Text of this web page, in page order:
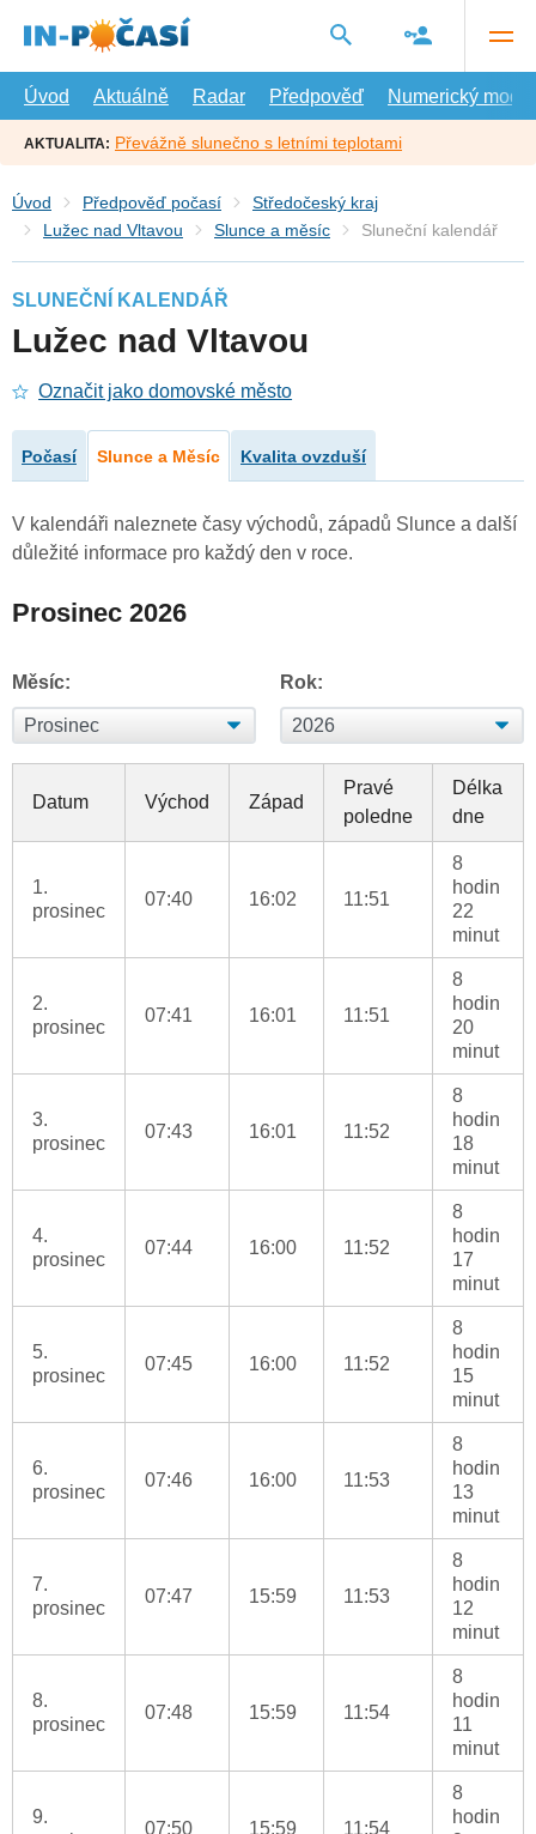
hlavní
Úvod
Aktuálně Radar Předpověď Numerický model
AKTUALITA: Převážně slunečno s letními teplotami
Úvod Předpověď počasí
Středočeský kraj
Lužec nad Vltavou
Slunce a měsíc Sluneční kalendář
SLUNEČNÍ KALENDÁŘ
Lužec nad Vltavou
Označit jako domovské město
Počasí Slunce a Měsíc Kvalita ovzduší
V kalendáři naleznete časy východů, západů Slunce a další
důležité informace pro každý den v roce.
Prosinec 2026
Měsíc: Rok:
Datum Východ Západ
Pravé
poledne
Délka
dne
1.
prosinec
07:40 16:02 11:51
8
hodin
22
minut
2.
prosinec
07:41 16:01 11:51
8
hodin
20
minut
3.
prosinec
07:43 16:01 11:52
8
hodin
18
minut
4.
prosinec
07:44 16:00 11:52
8
hodin
17
minut
5.
prosinec
07:45 16:00 11:52
8
hodin
15
minut
6.
prosinec
07:46 16:00 11:53
8
hodin
13
minut
7.
prosinec
07:47 15:59 11:53
8
hodin
12
minut
8.
prosinec
07:48 15:59 11:54
8
hodin
11
minut
9.
07:50 15:59 11:54
8
hodin